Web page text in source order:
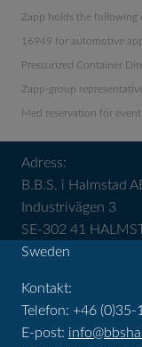
Zapp holds the following
16949 for automotive
Pressurized Container
Zapp-group
Med reservation för
Adress:
B.B.S. i Halmstad
Industrivägen 3
SE-302 41
Sweden
Kontakt:
Telefon: +46 (0)35-
E-post: